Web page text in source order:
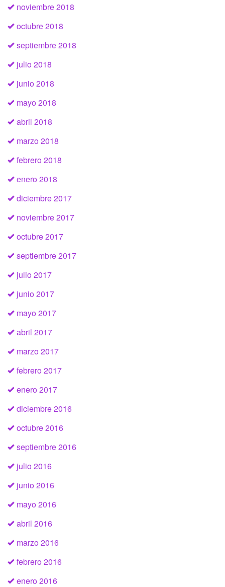
noviembre 2018
octubre 2018
septiembre 2018
julio 2018
junio 2018
mayo 2018
abril 2018
marzo 2018
febrero 2018
enero 2018
diciembre 2017
noviembre 2017
octubre 2017
septiembre 2017
julio 2017
junio 2017
mayo 2017
abril 2017
marzo 2017
febrero 2017
enero 2017
diciembre 2016
octubre 2016
septiembre 2016
julio 2016
junio 2016
mayo 2016
abril 2016
marzo 2016
febrero 2016
enero 2016